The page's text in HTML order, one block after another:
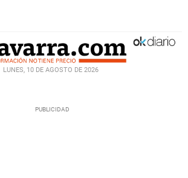
LUNES, 10 DE AGOSTO DE 2026